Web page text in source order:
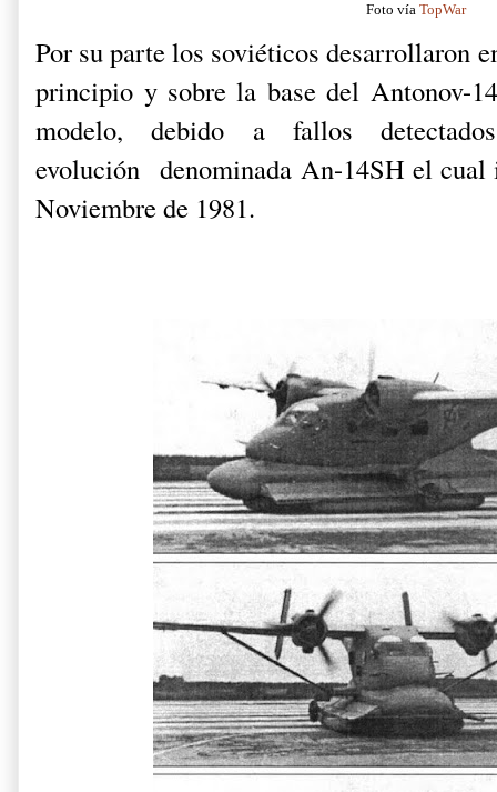
Foto vía TopWar
Por su parte los soviéticos desarrollaron
principio y sobre la base del Antonov-
modelo, debido a fallos
evolución denominada An-14SH el cual
Noviembre de 1981.